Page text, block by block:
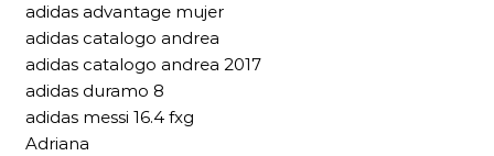
adidas advantage mujer
adidas catalogo andrea
adidas catalogo andrea 2017
adidas duramo 8
adidas messi 16.4 fxg
Adriana